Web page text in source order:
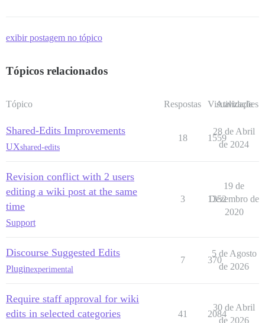
exibir postagem no tópico
Tópicos relacionados
Tópico Respostas Visualizações
Atividade
Shared-Edits Improvements
UXshared-edits
18 1559
28 de Abril
de 2024
Revision conflict with 2 users
editing a wiki post at the same
time
Support
3 1352
19 de
Dezembro de
2020
Discourse Suggested Edits
Pluginexperimental
7 370
5 de Agosto
de 2026
Require staff approval for wiki
edits in selected categories
41 2084
30 de Abril
de 2026